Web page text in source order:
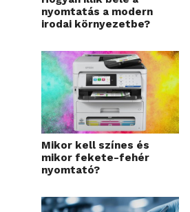
nyomtatás a modern
irodai környezetbe?
Mikor kell színes és
mikor fekete-fehér
nyomtató?